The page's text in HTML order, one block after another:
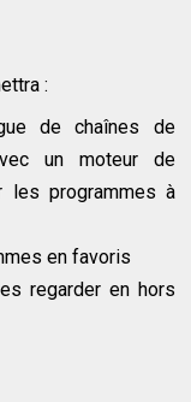
:
de chaînes de
un moteur de
les programmes à
en favoris
regarder en hors